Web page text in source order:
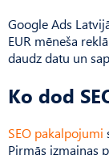
Google Ads
EUR mēneša
daudz datu un
Ko dod
SEO pakalpojumi
Pirmās izmaiņas